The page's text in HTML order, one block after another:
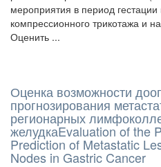
мероприятия в период
компрессионного трикотажа и
Оценить ...
Оценка возможности
прогнозирования
регионарных
желудкаEvaluation of the
Prediction of Metastatic
Nodes in Gastric Cancer